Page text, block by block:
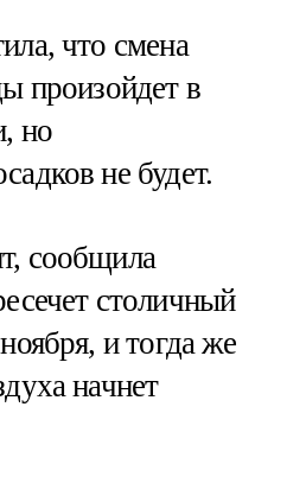
что смена
произойдет в
но
не будет.
сообщила
столичный
и тогда же
начнет